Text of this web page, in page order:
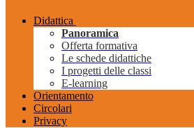
Didattica
Panoramica
Offerta formativa
Le schede didattiche
I progetti delle classi
E-learning
Orientamento
Circolari
Privacy